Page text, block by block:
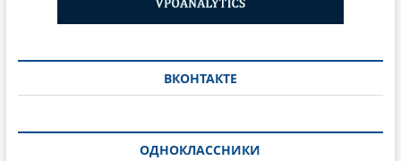
ВКОНТАКТЕ
ОДНОКЛАССНИКИ